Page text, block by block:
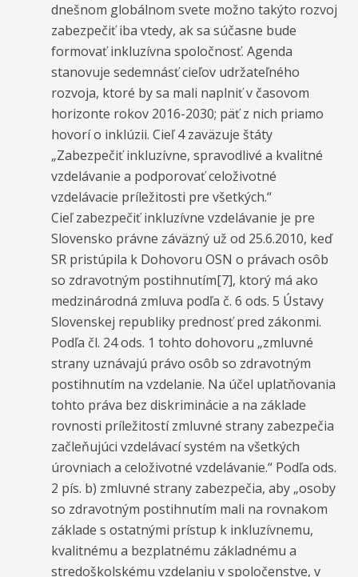
dnešnom globálnom svete možno takýto rozvoj
zabezpečiť iba vtedy, ak sa súčasne bude
formovať inkluzívna spoločnosť. Agenda
stanovuje sedemnásť cieľov udržateľného
rozvoja, ktoré by sa mali naplniť v časovom
horizonte rokov 2016-2030; päť z nich priamo
hovorí o inklúzii. Cieľ 4 zaväzuje štáty
„Zabezpečiť inkluzívne, spravodlivé a kvalitné
vzdelávanie a podporovať celoživotné
vzdelávacie príležitosti pre všetkých.“
Cieľ zabezpečiť inkluzívne vzdelávanie je pre
Slovensko právne záväzný už od 25.6.2010, keď
SR pristúpila k Dohovoru OSN o právach osôb
so zdravotným postihnutím[7], ktorý má ako
medzinárodná zmluva podľa č. 6 ods. 5 Ústavy
Slovenskej republiky prednosť pred zákonmi.
Podľa čl. 24 ods. 1 tohto dohovoru „zmluvné
strany uznávajú právo osôb so zdravotným
postihnutím na vzdelanie. Na účel uplatňovania
tohto práva bez diskriminácie a na základe
rovnosti príležitostí zmluvné strany zabezpečia
začleňujúci vzdelávací systém na všetkých
úrovniach a celoživotné vzdelávanie.“ Podľa ods.
2 pís. b) zmluvné strany zabezpečia, aby „osoby
so zdravotným postihnutím mali na rovnakom
základe s ostatnými prístup k inkluzívnemu,
kvalitnému a bezplatnému základnému a
stredoškolskému vzdelaniu v spoločenstve, v